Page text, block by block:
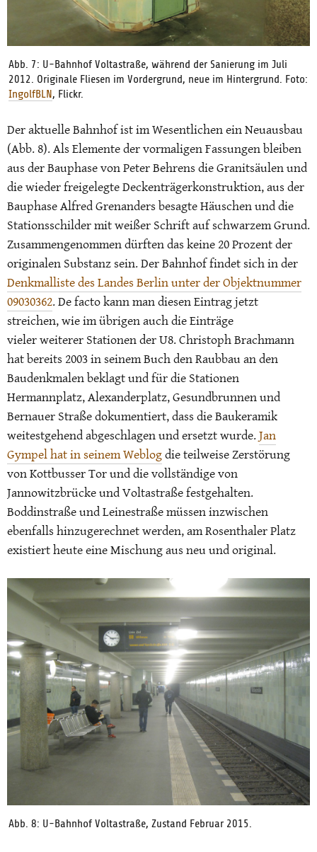
Abb. 7: U-Bahnhof Voltastraße, während der Sanierung im Juli
2012. Originale Fliesen im Vordergrund, neue im Hintergrund. Foto:
IngolfBLN, Flickr.
Der aktuelle Bahnhof ist im Wesentlichen ein Neuausbau
(Abb. 8). Als Elemente der vormaligen Fassungen bleiben
aus der Bauphase von Peter Behrens die Granitsäulen und
die wieder freigelegte Deckenträgerkonstruktion, aus der
Bauphase Alfred Grenanders besagte Häuschen und die
Stationsschilder mit weißer Schrift auf schwarzem Grund.
Zusammengenommen dürften das keine 20 Prozent der
originalen Substanz sein. Der Bahnhof findet sich in der
Denkmalliste des Landes Berlin unter der Objektnummer
09030362. De facto kann man diesen Eintrag jetzt
streichen, wie im übrigen auch die Einträge
vieler weiterer Stationen der U8. Christoph Brachmann
hat bereits 2003 in seinem Buch den Raubbau an den
Baudenkmalen beklagt und für die Stationen
Hermannplatz, Alexanderplatz, Gesundbrunnen und
Bernauer Straße dokumentiert, dass die Baukeramik
weitestgehend abgeschlagen und ersetzt wurde.Jan
Gympel hat in seinem Weblogdie teilweise Zerstörung
von Kottbusser Tor und die vollständige von
Jannowitzbrücke und Voltastraße festgehalten.
Boddinstraße und Leinestraße müssen inzwischen
ebenfalls hinzugerechnet werden, am Rosenthaler Platz
existiert heute eine Mischung aus neu und original.
Abb. 8: U-Bahnhof Voltastraße, Zustand Februar 2015.